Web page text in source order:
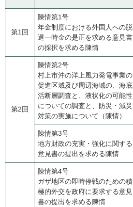
第1回
陳情第1号
年金制度における外国人への脱
退一時金の是正を求める意見書
の採択を求める陳情
第2回
陳情第2号
​村上市沖の洋上風力発電事業の
促進区域及び周辺海域の、海底
活断層調査と、液状化の可能性
についての調査と、防災・減災
対策の実施について（陳情）
陳情第3号
​地方財政の充実・強化に関する
意見書の提出を求める陳情
陳情第4号
​ガザ地区の即時停戦のための積
極的外交を政府に要求する意見
書の提出を求める陳情